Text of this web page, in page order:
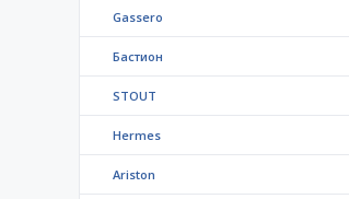
Gassero
Бастион
STOUT
Hermes
Ariston